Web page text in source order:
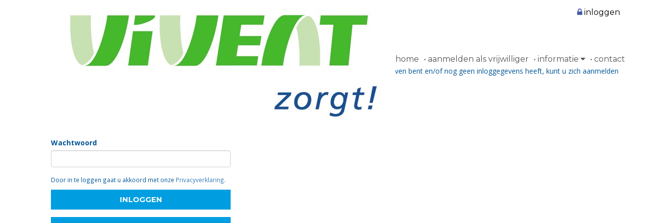
home aanmelden als vrijwilliger informatie contact
inloggen
Inloggen
Om in te loggen moet u ingeschreven zijn en een wachtwoord ontvangen hebben. Als u nog niet ingeschreven bent en/of nog geen inloggegevens heeft, kunt u zich aanmelden
Wachtwoord
Door in te loggen gaat u akkoord met onze Privacyverklaring.
INLOGGEN